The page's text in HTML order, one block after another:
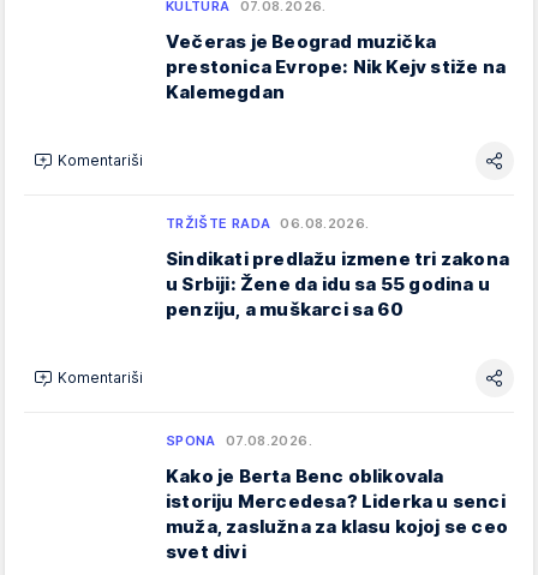
KULTURA 07.08.2026.
Večeras je Beograd muzička
prestonica Evrope: Nik Kejv stiže na
Kalemegdan
Komentariši
TRŽIŠTE RADA 06.08.2026.
Sindikati predlažu izmene tri zakona
u Srbiji: Žene da idu sa 55 godina u
penziju, a muškarci sa 60
Komentariši
SPONA 07.08.2026.
Kako je Berta Benc oblikovala
istoriju Mercedesa? Liderka u senci
muža, zaslužna za klasu kojoj se ceo
svet divi